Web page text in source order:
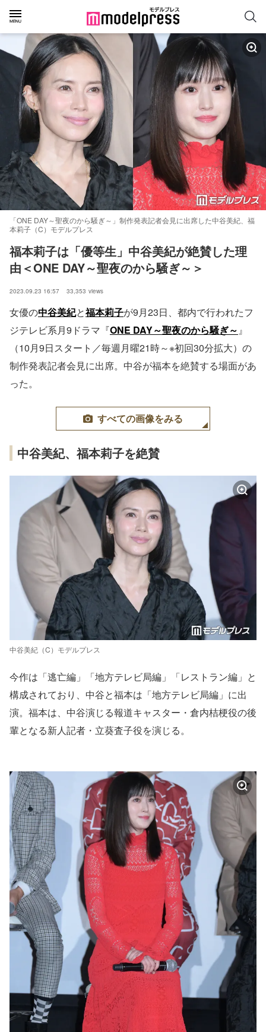
「ONE DAY～聖夜のから騒ぎ～」制作発表記者会見に出席した中谷美紀、福
本莉子（C）モデルプレス
福本莉子は「優等生」中谷美紀が絶賛した理
由＜ONE DAY～聖夜のから騒ぎ～＞
2023.09.23 16:57 33,353 views
女優の中谷美紀と福本莉子が9月23日、都内で行われたフ
ジテレビ系月9ドラマ『ONE DAY～聖夜のから騒ぎ～』
（10月9日スタート／毎週月曜21時～※初回30分拡大）の
制作発表記者会見に出席。中谷が福本を絶賛する場面があ
った。
すべての画像をみる
中谷美紀、福本莉子を絶賛
中谷美紀（C）モデルプレス
今作は「逃亡編」「地方テレビ局編」「レストラン編」と
構成されており、中谷と福本は「地方テレビ局編」に出
演。福本は、中谷演じる報道キャスター・倉内桔梗役の後
輩となる新人記者・立葵査子役を演じる。